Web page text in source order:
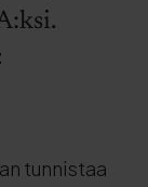
tunnistaa